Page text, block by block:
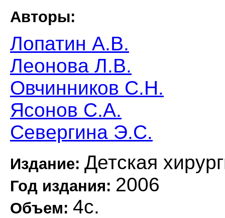
Авторы:
Лопатин А.В.
Леонова Л.В.
Овчинников С.Н.
Ясонов С.А.
Севергина Э.С.
Издание: Детская
Год издания: 2006
Объем: 4с.